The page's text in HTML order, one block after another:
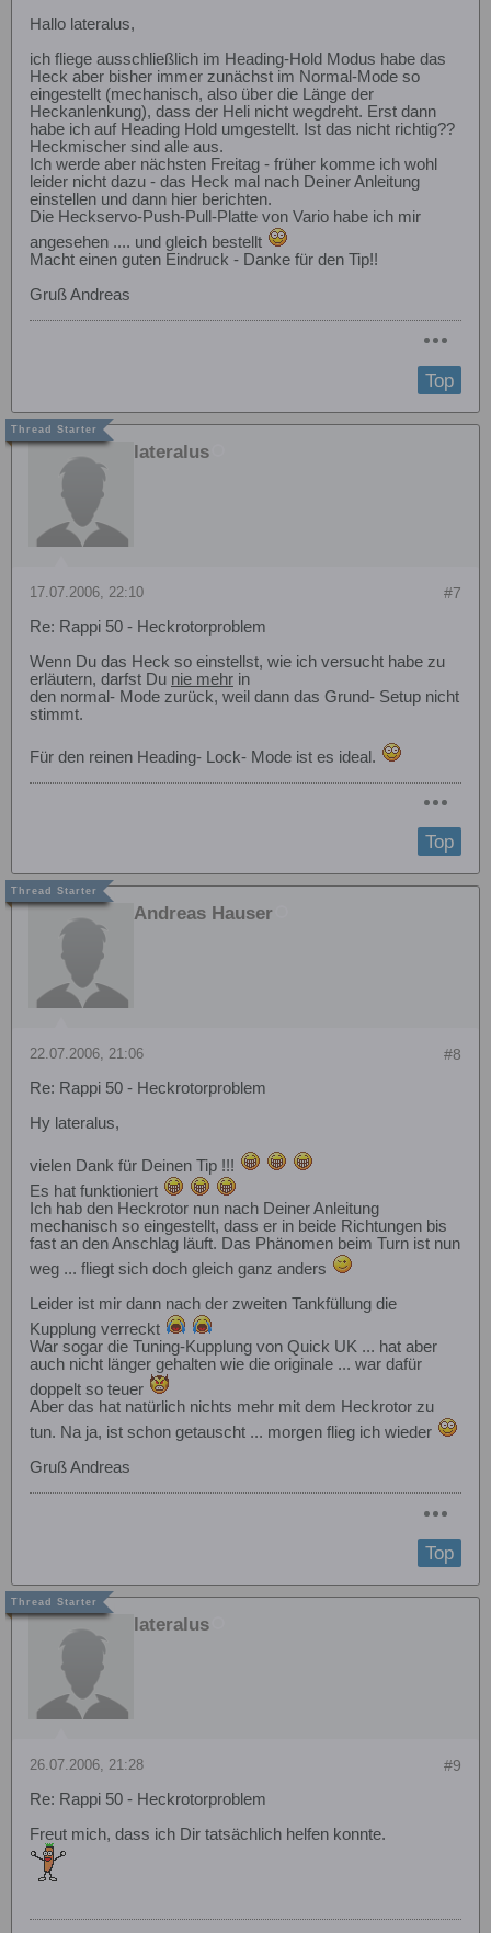
Hallo lateralus,
ich fliege ausschließlich im Heading-Hold Modus habe das
Heck aber bisher immer zunächst im Normal-Mode so
eingestellt (mechanisch, also über die Länge der
Heckanlenkung), dass der Heli nicht wegdreht. Erst dann
habe ich auf Heading Hold umgestellt. Ist das nicht richtig??
Heckmischer sind alle aus.
Ich werde aber nächsten Freitag - früher komme ich wohl
leider nicht dazu - das Heck mal nach Deiner Anleitung
einstellen und dann hier berichten.
Die Heckservo-Push-Pull-Platte von Vario habe ich mir
angesehen .... und gleich bestellt
Macht einen guten Eindruck - Danke für den Tip!!
Gruß Andreas
Top
lateralus
#7
17.07.2006, 22:10
Re: Rappi 50 - Heckrotorproblem
Wenn Du das Heck so einstellst, wie ich versucht habe zu
erläutern, darfst Du nie mehr in
den normal- Mode zurück, weil dann das Grund- Setup nicht
stimmt.
Für den reinen Heading- Lock- Mode ist es ideal.
Top
Andreas Hauser
#8
22.07.2006, 21:06
Re: Rappi 50 - Heckrotorproblem
Hy lateralus,
vielen Dank für Deinen Tip !!!
Es hat funktioniert
Ich hab den Heckrotor nun nach Deiner Anleitung
mechanisch so eingestellt, dass er in beide Richtungen bis
fast an den Anschlag läuft. Das Phänomen beim Turn ist nun
weg ... fliegt sich doch gleich ganz anders
Leider ist mir dann nach der zweiten Tankfüllung die
Kupplung verreckt
War sogar die Tuning-Kupplung von Quick UK ... hat aber
auch nicht länger gehalten wie die originale ... war dafür
doppelt so teuer
Aber das hat natürlich nichts mehr mit dem Heckrotor zu
tun. Na ja, ist schon getauscht ... morgen flieg ich wieder
Gruß Andreas
Top
lateralus
#9
26.07.2006, 21:28
Re: Rappi 50 - Heckrotorproblem
Freut mich, dass ich Dir tatsächlich helfen konnte.